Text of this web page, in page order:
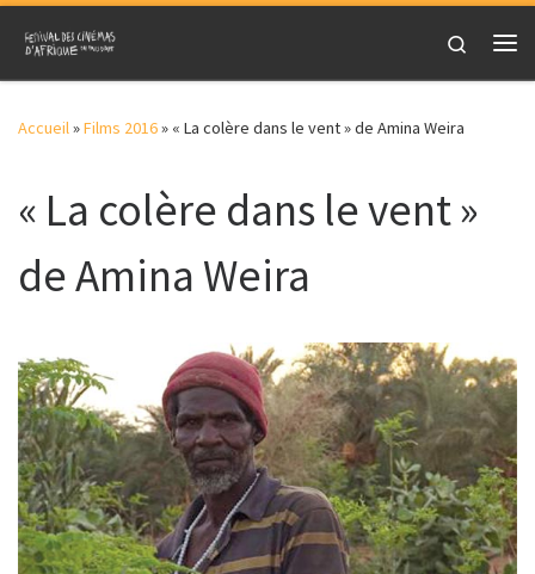
Skip to content
Search
Accueil»Films 2016» « La colère dans le vent » de Amina Weira
« La colère dans le vent »
de Amina Weira